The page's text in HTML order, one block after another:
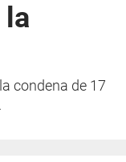
condena de 17